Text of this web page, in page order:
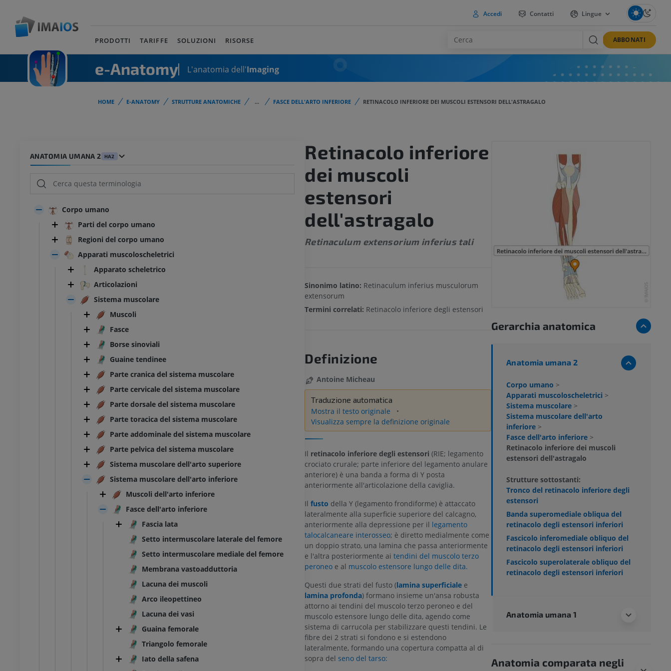
Accedi Contatti Lingue
PRODOTTI TARIFFE SOLUZIONI RISORSE ABBONATI
e-Anatomy L'anatomia dell'Imaging
HOME E-ANATOMY STRUTTURE ANATOMICHE ... FASCE DELL'ARTO INFERIORE RETINACOLO INFERIORE DEI MUSCOLI ESTENSORI DELL'ASTRAGALO
ANATOMIA UMANA 2 HA2
Corpo umano
Parti del corpo umano
Regioni del corpo umano
Apparati muscoloscheletrici
Apparato scheletrico
Articolazioni
Sistema muscolare
Muscoli
Fasce
Borse sinoviali
Guaine tendinee
Parte cranica del sistema muscolare
Parte cervicale del sistema muscolare
Parte dorsale del sistema muscolare
Parte toracica del sistema muscolare
Parte addominale del sistema muscolare
Parte pelvica del sistema muscolare
Sistema muscolare dell'arto superiore
Sistema muscolare dell'arto inferiore
Muscoli dell'arto inferiore
Fasce dell'arto inferiore
Fascia lata
Setto intermuscolare laterale del femore
Setto intermuscolare mediale del femore
Membrana vastoadduttoria
Lacuna dei muscoli
Arco ileopettineo
Lacuna dei vasi
Guaina femorale
Triangolo femorale
Iato della safena
Retinacolo inferiore
dei muscoli
estensori
dell'astragalo
Retinaculum extensorium inferius tali
Sinonimo latino: Retinaculum inferius musculorum
extensorum
Termini correlati: Retinacolo inferiore degli estensori
Definizione
Antoine Micheau
Traduzione automatica
Mostra il testo originale
Visualizza sempre la definizione originale
Il retinacolo inferiore degli estensori (RIE; legamento
crociato crurale; parte inferiore del legamento anulare
anteriore) è una banda a forma di Y posta
anteriormente all'articolazione della caviglia.
Il fusto della Y (legamento frondiforme) è attaccato
lateralmente alla superficie superiore del calcagno,
anteriormente alla depressione per il legamento
talocalcaneare interosseo; è diretto medialmente come
un doppio strato, una lamina che passa anteriormente
e l'altra posteriormente ai tendini del muscolo terzo
peroneo e al muscolo estensore lungo delle dita.
Questi due strati del fusto (lamina superficiale e
lamina profonda) formano insieme un'ansa robusta
attorno ai tendini del muscolo terzo peroneo e del
muscolo estensore lungo delle dita, agendo come
sistema di carrucola per stabilizzare questi tendini. Le
fibre dei 2 strati si fondono e si estendono
lateralmente, formando una copertura compatta al di
sopra del seno del tarso:
Gerarchia anatomica
Anatomia umana 2
Corpo umano >
Apparati muscoloscheletrici >
Sistema muscolare >
Sistema muscolare dell'arto
inferiore >
Fasce dell'arto inferiore >
Retinacolo inferiore dei muscoli
estensori dell'astragalo
Strutture sottostanti:
Tronco del retinacolo inferiore degli
estensori
Banda superomediale obliqua del
retinacolo degli estensori inferiori
Fascicolo inferomediale obliquo del
retinacolo degli estensori inferiori
Fascicolo superolaterale obliquo del
retinacolo degli estensori inferiori
Anatomia umana 1
Anatomia comparata negli